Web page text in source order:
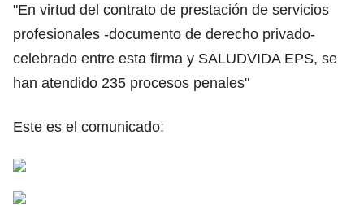
"En virtud del contrato de prestación de servicios
profesionales -documento de derecho privado-
celebrado entre esta firma y SALUDVIDA EPS, se
han atendido 235 procesos penales"
Este es el comunicado: